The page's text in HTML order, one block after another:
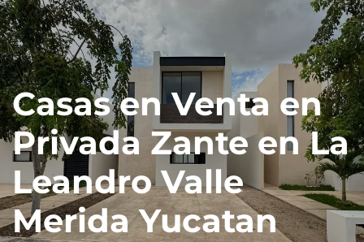
Casas en Venta en
Privada Zante en La
Leandro Valle
Merida Yucatan